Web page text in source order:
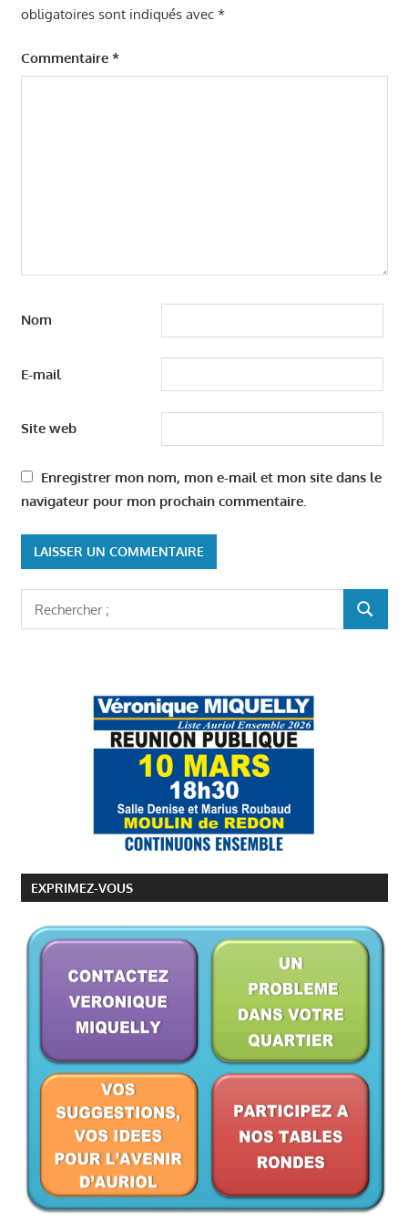
obligatoires sont indiqués avec *
Commentaire *
Nom
E-mail
Site web
Enregistrer mon nom, mon e-mail et mon site dans le
navigateur pour mon prochain commentaire.
EXPRIMEZ-VOUS